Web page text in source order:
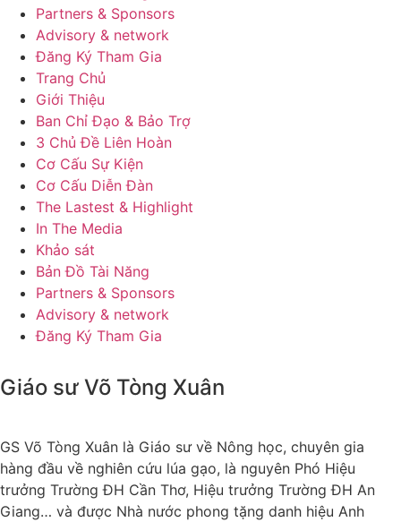
Partners & Sponsors
Advisory & network
Đăng Ký Tham Gia
Trang Chủ
Giới Thiệu
Ban Chỉ Đạo & Bảo Trợ
3 Chủ Đề Liên Hoàn
Cơ Cấu Sự Kiện
Cơ Cấu Diễn Đàn
The Lastest & Highlight
In The Media
Khảo sát
Bản Đồ Tài Năng
Partners & Sponsors
Advisory & network
Đăng Ký Tham Gia
Giáo sư Võ Tòng Xuân
GS Võ Tòng Xuân là Giáo sư về Nông học, chuyên gia
hàng đầu về nghiên cứu lúa gạo, là nguyên Phó Hiệu
trưởng Trường ĐH Cần Thơ, Hiệu trưởng Trường ĐH An
Giang… và được Nhà nước phong tặng danh hiệu Anh